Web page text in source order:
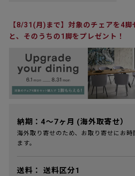
【8/31(月)まで】対象のチェアを4脚
と、そのうちの1脚をプレゼント！
納期：4～7ヶ月 (海外取寄せ）
海外取り寄せのため、お取り寄せにお
ます。
送料： 送料区分1